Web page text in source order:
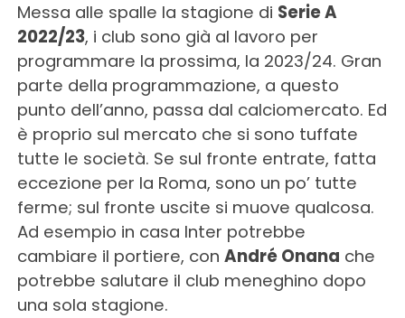
Messa alle spalle la stagione di Serie A
2022/23, i club sono già al lavoro per
programmare la prossima, la 2023/24. Gran
parte della programmazione, a questo
punto dell’anno, passa dal calciomercato. Ed
è proprio sul mercato che si sono tuffate
tutte le società. Se sul fronte entrate, fatta
eccezione per la Roma, sono un po’ tutte
ferme; sul fronte uscite si muove qualcosa.
Ad esempio in casa Inter potrebbe
cambiare il portiere, con André Onana che
potrebbe salutare il club meneghino dopo
una sola stagione.